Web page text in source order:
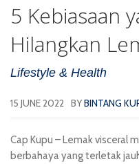
5 Kebiasaan
Hilangkan
Lifestyle & Health
15 JUNE 2022 BYBINTANG
Cap Kupu – Lemak visceral
berbahaya yang terletak